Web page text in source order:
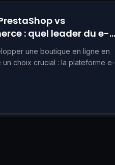
vs
: quel leader du e-
choisir pour
une boutique en ligne en
un choix crucial : la plateforme e-